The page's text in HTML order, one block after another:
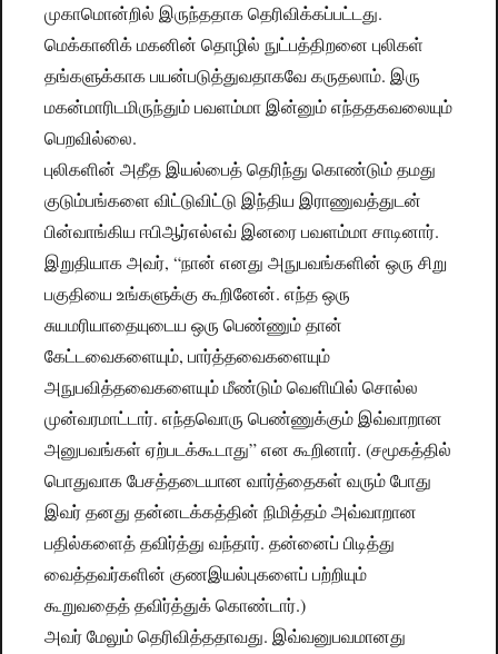
முகாமொன்றில் இருந்ததாக தெரிவிக்கப்பட்டது.
மெக்கானிக் மகனின் தொழில் நுட்பத்திறனை புலிகள்
தங்களுக்காக பயன்படுத்துவதாகவே கருதலாம். இரு
மகன்மாரிடமிருந்தும் பவளம்மா இன்னும் எந்ததகவலையும்
பெறவில்லை.
புலிகளின் அதீத இயல்பைத் தெரிந்து கொண்டும் தமது
குடும்பங்களை விட்டுவிட்டு இந்திய இராணுவத்துடன்
பின்வாங்கிய ஈபிஆர்எல்எவ் இனரை பவளம்மா சாடினார்.
இறுதியாக அவர், “நான் எனது அநுபவங்களின் ஒரு சிறு
பகுதியை உங்களுக்கு கூறினேன். எந்த ஒரு
சுயமரியாதையுடைய ஒரு பெண்ணும் தான்
கேட்டவைகளையும், பார்த்தவைகளையும்
அநுபவித்தவைகளையும் மீண்டும் வெளியில் சொல்ல
முன்வரமாட்டார். எந்தவொரு பெண்ணுக்கும் இவ்வாறான
அனுபவங்கள் ஏற்படக்கூடாது” என கூறினார். (சமூகத்தில்
பொதுவாக பேசத்தடையான வார்த்தைகள் வரும் போது
இவர் தனது தன்னடக்கத்தின் நிமித்தம் அவ்வாறான
பதில்களைத் தவிர்த்து வந்தார். தன்னைப் பிடித்து
வைத்தவர்களின் குணஇயல்புகளைப் பற்றியும்
கூறுவதைத் தவிர்த்துக் கொண்டார்.)
அவர் மேலும் தெரிவித்ததாவது. இவ்வனுபவமானது